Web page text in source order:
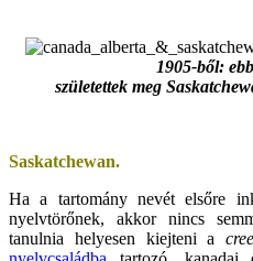
1905-ből:
születettek meg
Saskatchewan.
Ha a tartomány nevét elsőre
nyelvtörőnek, akkor nincs
tanulnia helyesen kiejteni a cree